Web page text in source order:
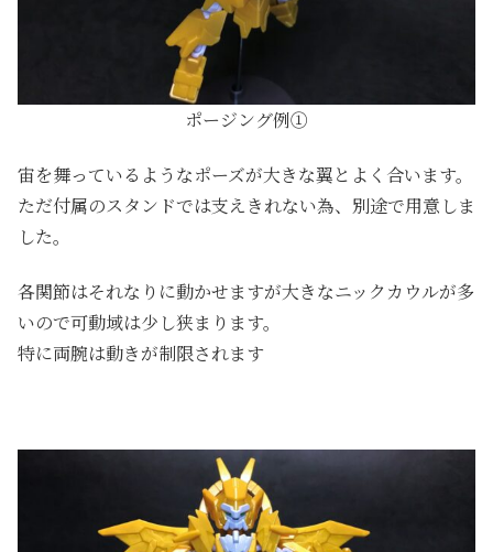
ポージング例①
宙を舞っているようなポーズが大きな翼とよく合います。
ただ付属のスタンドでは支えきれない為、別途で用意しま
した。
各関節はそれなりに動かせますが大きなニックカウルが多
いので可動域は少し狭まります。
特に両腕は動きが制限されます